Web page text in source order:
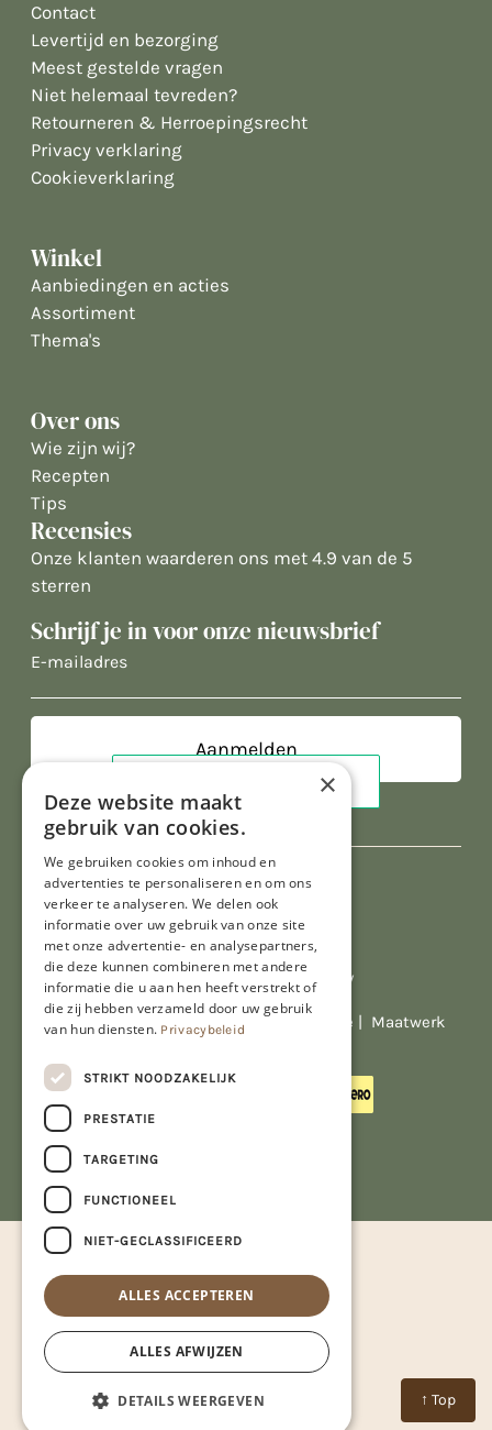
Contact
Levertijd en bezorging
Meest gestelde vragen
Niet helemaal tevreden?
Retourneren & Herroepingsrecht
Privacy verklaring
Cookieverklaring
Winkel
Aanbiedingen en acties
Assortiment
Thema's
Over ons
Wie zijn wij?
Recepten
Tips
Recensies
Onze klanten waarderen ons met 4.9 van de 5
sterren
Schrijf je in voor onze nieuwsbrief
E-
Al onze prijzen zijn incl. BTW
© Copyright 2026 Limburgs Bakwinkeltje | Maatwerk
↑ Top
×
Deze website maakt
gebruik van cookies.
We gebruiken cookies om inhoud en
advertenties te personaliseren en om ons
verkeer te analyseren. We delen ook
informatie over uw gebruik van onze site
met onze advertentie- en analysepartners,
die deze kunnen combineren met andere
informatie die u aan hen heeft verstrekt of
die zij hebben verzameld door uw gebruik
van hun diensten. Privacybeleid
STRIKT NOODZAKELIJK
PRESTATIE
TARGETING
FUNCTIONEEL
NIET-GECLASSIFICEERD
ALLES ACCEPTEREN
ALLES AFWIJZEN
DETAILS WEERGEVEN